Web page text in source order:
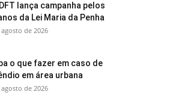
lança campanha pelos
da Lei Maria da Penha
de 2026
o que fazer em caso de
em área urbana
de 2026